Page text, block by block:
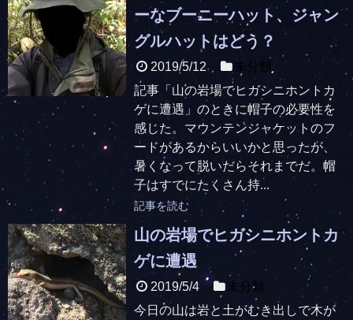
ーなブーニーハット、ジャン
グルハットはどう？
2019/5/12
未分類
記事「山の岩場でヒガシニホントカ
ゲに遭遇」のときに帽子の必要性を
感じた。マウンテンジャケットのフ
ードがあるからいいかと思ったが、
暑くなって脱いだらそれまでだ。帽
子はすでにたくさん持...
記事を読む
山の岩場でヒガシニホントカ
ゲに遭遇
2019/5/4
未分類
今日の山は岩と土がむき出しで木が